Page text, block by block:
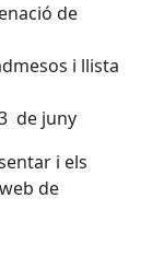
de
i llista
de juny
i els
de